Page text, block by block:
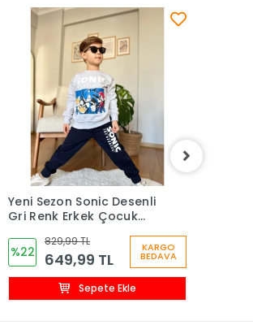
Yeni Sezon Sonic Desenli
Gri Renk Erkek Çocuk
%22
829,99 TL
649,99 TL
KARGO
BEDAVA
Sepete Ekle